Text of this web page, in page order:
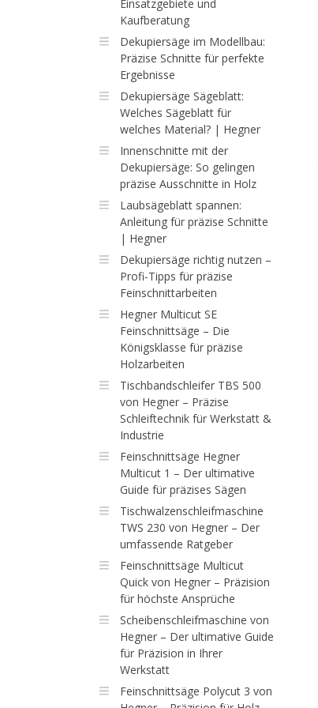
Einsatzgebiete und
Kaufberatung
Dekupiersäge im Modellbau:
Präzise Schnitte für perfekte
Ergebnisse
Dekupiersäge Sägeblatt:
Welches Sägeblatt für
welches Material? | Hegner
Innenschnitte mit der
Dekupiersäge: So gelingen
präzise Ausschnitte in Holz
Laubsägeblatt spannen:
Anleitung für präzise Schnitte
| Hegner
Dekupiersäge richtig nutzen –
Profi-Tipps für präzise
Feinschnittarbeiten
Hegner Multicut SE
Feinschnittsäge – Die
Königsklasse für präzise
Holzarbeiten
Tischbandschleifer TBS 500
von Hegner – Präzise
Schleiftechnik für Werkstatt &
Industrie
Feinschnittsäge Hegner
Multicut 1 – Der ultimative
Guide für präzises Sägen
Tischwalzenschleifmaschine
TWS 230 von Hegner – Der
umfassende Ratgeber
Feinschnittsäge Multicut
Quick von Hegner – Präzision
für höchste Ansprüche
Scheibenschleifmaschine von
Hegner – Der ultimative Guide
für Präzision in Ihrer
Werkstatt
Feinschnittsäge Polycut 3 von